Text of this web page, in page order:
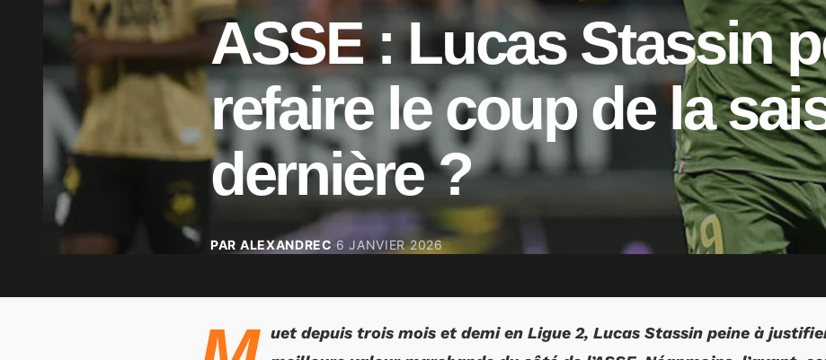
ASSE : Lucas Stassin
refaire le coup de la
dernière ?
PAR ALEXANDREC 6 JANVIER 2026
uet depuis trois mois et demi en Ligue 2, Lucas Stassin peine à